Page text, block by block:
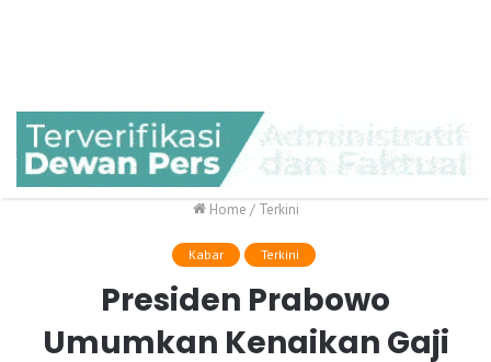
Home / Terkini
Kabar Terkini
Presiden Prabowo
Umumkan Kenaikan Gaji